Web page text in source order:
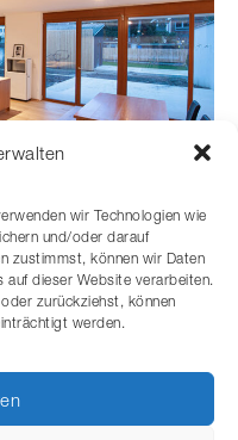
wir Technologien wie
und/oder darauf
zustimmst, können wir Daten
auf dieser Website verarbeiten.
zurückziehst, können
werden.